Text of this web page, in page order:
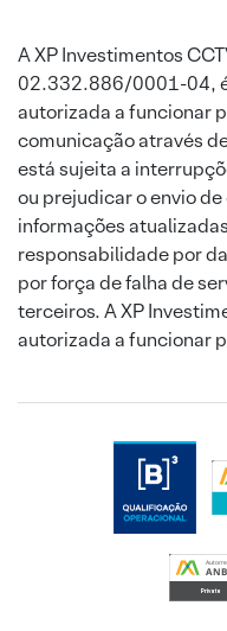
A XP Investimentos
02.332.886/0001-04,
autorizada a funcionar
comunicação através
está sujeita a
ou prejudicar o envio
informações
responsabilidade por
por força de falha de
terceiros. A XP
autorizada a funcionar